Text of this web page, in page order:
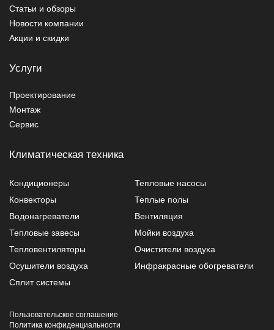
Статьи и обзоры
Новости компании
Акции и скидки
Услуги
Проектирование
Монтаж
Сервис
Климатическая техника
Кондиционеры
Тепловые насосы
Конвекторы
Теплые полы
Водонагреватели
Вентиляция
Тепловые завесы
Мойки воздуха
Тепловентиляторы
Очистители воздуха
Осушители воздуха
Инфракрасные обогреватели
Сплит системы
Пользовательское соглашение
Политика конфиденциальности